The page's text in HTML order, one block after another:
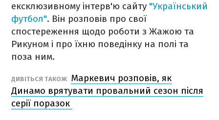
ексклюзивному інтерв'ю сайту "Український
футбол". Він розповів про свої
спостереження щодо роботи з Жажою та
Рикуном і про їхню поведінку на полі та
поза ним.
ДИВІТЬСЯ ТАКОЖ Маркевич розповів, як
Динамо врятувати провальний сезон після
серії поразок